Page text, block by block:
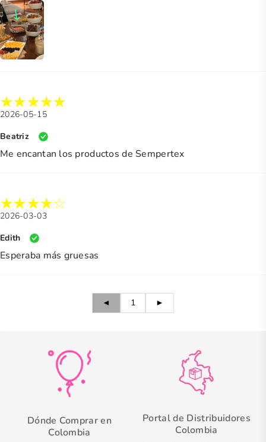
2026-05-15
Beatriz
Me encantan los productos de Sempertex
2026-03-03
Edith
Esperaba más gruesas
◄ 1 ►
Dónde Comprar en
Colombia
Portal de Distribuidores
Colombia